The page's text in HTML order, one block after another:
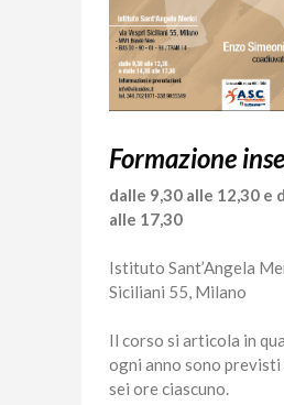
Formazione
dalle 9,30 alle 12,30 e
alle 17,30
Istituto Sant’Angela
Siciliani 55, Milano
Il corso si articola in
ogni anno sono
sei ore ciascuno.